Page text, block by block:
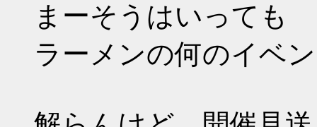
まーそうはいっても
ラーメンの何のイベ